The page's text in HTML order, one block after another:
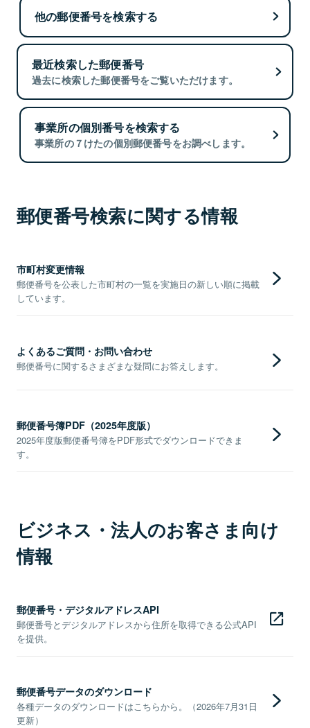
他の郵便番号を検索する
最近検索した郵便番号
過去に検索した郵便番号をご覧いただけます。
事業所の個別番号を検索する
事業所の７けたの個別郵便番号をお調べします。
郵便番号検索に関する情報
市町村変更情報
郵便番号を公表した市町村の一覧を実施日の新しい順に掲載
しています。
よくあるご質問・お問い合わせ
郵便番号に関するさまざまな疑問にお答えします。
郵便番号簿PDF（2025年度版）
2025年度版郵便番号簿をPDF形式でダウンロードできま
す。
ビジネス・法人のお客さま向け
情報
郵便番号・デジタルアドレスAPI
郵便番号とデジタルアドレスから住所を取得できる公式API
を提供。
郵便番号データのダウンロード
各種データのダウンロードはこちらから。（2026年7月31日
更新）